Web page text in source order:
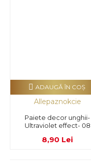
Allepaznokcie
Paiete decor unghii-
Ultraviolet effect- 08
8,90 Lei
ADAUGĂ ÎN COŞ